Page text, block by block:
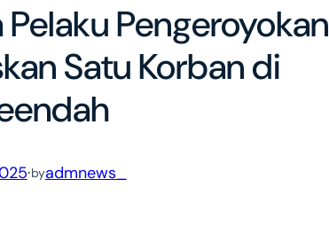
Pengeroyokan
Satu Korban di
·byadmnews_